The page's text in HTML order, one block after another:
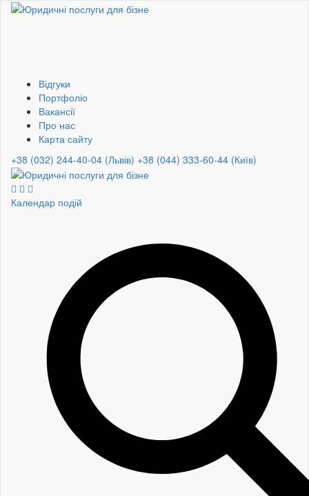
Відгуки
Портфоліо
Вакансії
Про нас
Карта сайту
+38 (032) 244-40-04 (Львів) +38 (044) 333-60-44 (Київ)
Календар подій